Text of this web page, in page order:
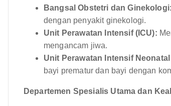
Bangsal Obstetri dan Ginekologi:
dengan penyakit ginekologi.
Unit Perawatan Intensif (ICU):
mengancam jiwa.
Unit Perawatan Intensif Neonatal
bayi prematur dan bayi dengan
Departemen Spesialis Utama dan